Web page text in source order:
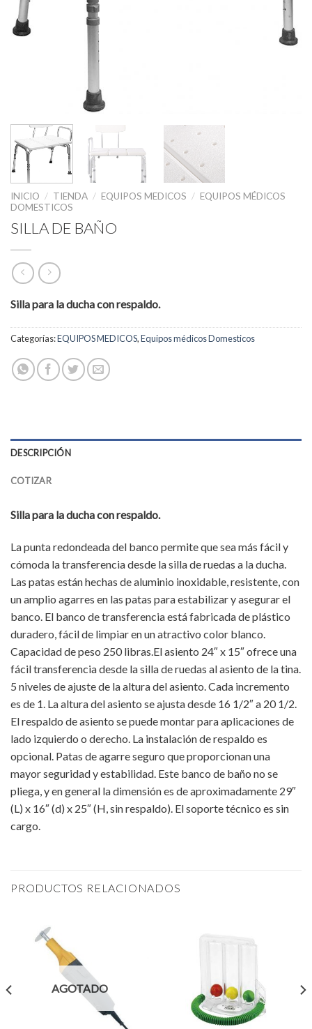
INICIO / TIENDA / EQUIPOS MEDICOS / EQUIPOS MÉDICOS
DOMESTICOS
SILLA DE BAÑO
Silla para la ducha con respaldo.
Categorías:EQUIPOS MEDICOS,Equipos médicos Domesticos
DESCRIPCIÓN
COTIZAR
Silla para la ducha con respaldo.
La punta redondeada del banco permite que sea más fácil y
cómoda la transferencia desde la silla de ruedas a la ducha.
Las patas están hechas de aluminio inoxidable, resistente, con
un amplio agarres en las patas para estabilizar y asegurar el
banco. El banco de transferencia está fabricada de plástico
duradero, fácil de limpiar en un atractivo color blanco.
Capacidad de peso 250 libras.El asiento 24″ x 15″ ofrece una
fácil transferencia desde la silla de ruedas al asiento de la tina.
5 niveles de ajuste de la altura del asiento. Cada incremento
es de 1. La altura del asiento se ajusta desde 16 1/2″ a 20 1/2.
El respaldo de asiento se puede montar para aplicaciones de
lado izquierdo o derecho. La instalación de respaldo es
opcional. Patas de agarre seguro que proporcionan una
mayor seguridad y estabilidad. Este banco de baño no se
pliega, y en general la dimensión es de aproximadamente 29″
(L) x 16″ (d) x 25″ (H, sin respaldo). El soporte técnico es sin
cargo.
PRODUCTOS RELACIONADOS
AGOTADO